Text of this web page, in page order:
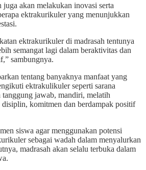
akan melakukan inovasi serta
ektrakurikuler yang menunjukkan
ektrakurikuler di madrasah tentunya
semangat lagi dalam beraktivitas dan
sambungnya.
tentang banyaknya manfaat yang
ektrakulikuler seperti sarana
tanggung jawab, mandiri, melatih
disiplin, komitmen dan berdampak positif
siswa agar menggunakan potensi
sebagai wadah dalam menyalurkan
madrasah akan selalu terbuka dalam